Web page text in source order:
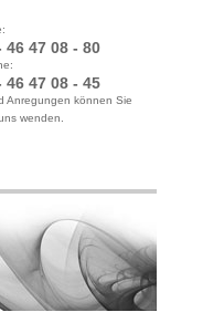
46 47 08 - 80
46 47 08 - 45
Anregungen können Sie
wenden.